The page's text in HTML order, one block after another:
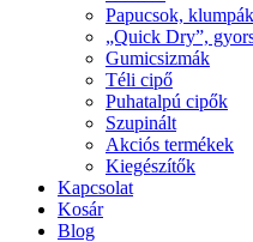
Papucsok,
„Quick Dry”,
Gumicsizmák
Téli cipő
Puhatalpú cipők
Szupinált
Akciós termékek
Kiegészítők
Kapcsolat
Kosár
Blog